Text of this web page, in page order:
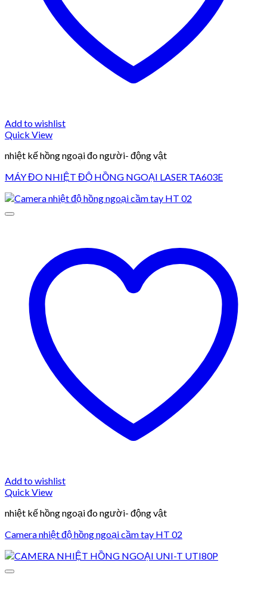
Add to wishlist
Quick View
nhiệt kế hồng ngoại đo người- động vật
MÁY ĐO NHIỆT ĐỘ HỒNG NGOẠI LASER TA603E
Add to wishlist
Quick View
nhiệt kế hồng ngoại đo người- động vật
Camera nhiệt độ hồng ngoại cầm tay HT 02